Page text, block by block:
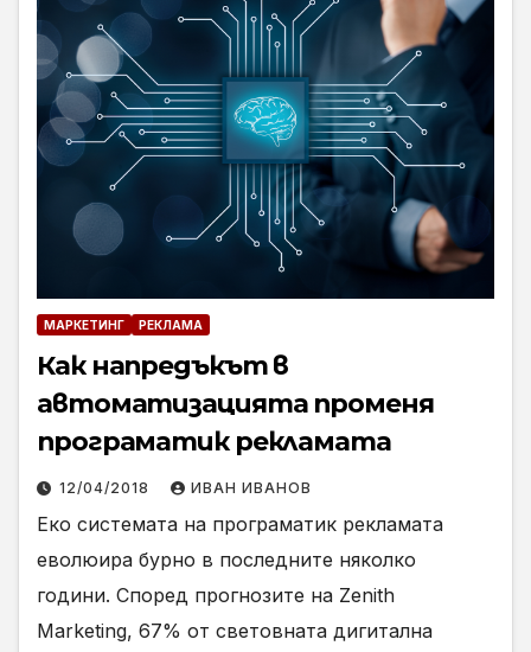
МАРКЕТИНГ РЕКЛАМА
Как напредъкът в
автоматизацията променя
програматик рекламата
12/04/2018 ИВАН ИВАНОВ
Еко системата на програматик рекламата
еволюира бурно в последните няколко
години. Според прогнозите на Zenith
Marketing, 67% от световната дигитална